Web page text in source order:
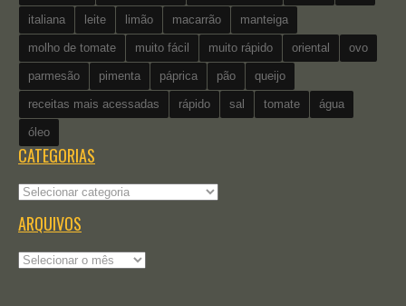
italiana leite limão macarrão manteiga
molho de tomate muito fácil muito rápido oriental ovo
parmesão pimenta páprica pão queijo
receitas mais acessadas rápido sal tomate água
óleo
CATEGORIAS
Categorias
ARQUIVOS
Arquivos